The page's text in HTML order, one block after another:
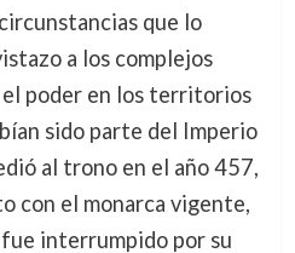
que lo
a los complejos
el poder en los territorios
sido parte del Imperio
al trono en el año 457,
con el monarca vigente,
fue interrumpido por su